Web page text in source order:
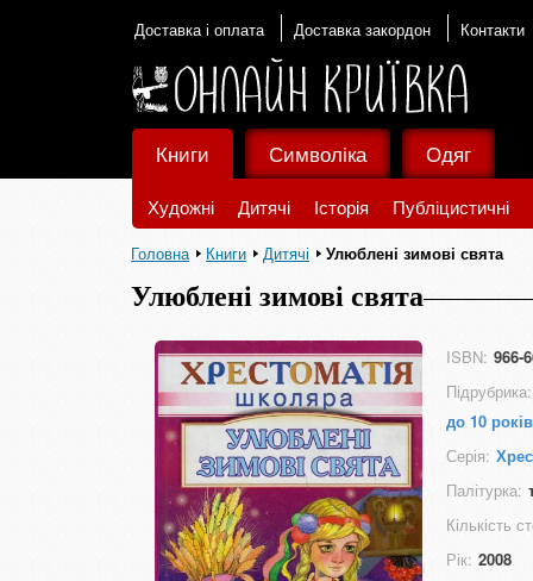
Доставка і оплата Доставка закордон Контакти
Книги
Художні Дитячі Історія Публіцистичні
Символіка Одяг
Головна Книги Дитячі Улюблені зимові свята
Улюблені зимові свята
ISBN: 966-
Підрубрика:
до 10 років
Серія:
Палітурка:
Кількість
Рік: 2008